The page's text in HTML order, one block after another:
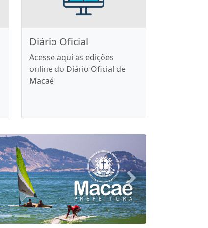
Diário Oficial
Acesse aqui as edições
online do Diário Oficial de
Macaé
Próximo